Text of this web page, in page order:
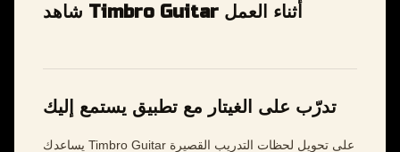
شاهد Timbro Guitar أثناء العمل
تدرّب على الغيتار مع تطبيق يستمع إليك
يساعدك Timbro Guitar على تحويل لحظات التدريب القصيرة